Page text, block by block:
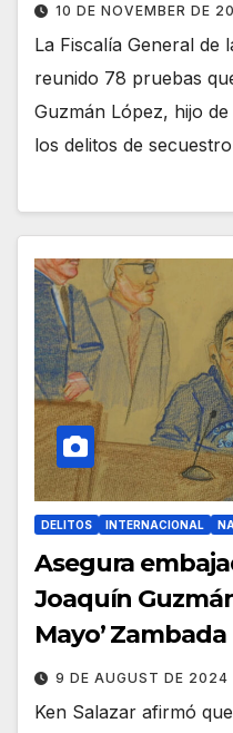
10 DE NOVEMBER DE
La Fiscalía General de
reunido 78 pruebas
Guzmán López, hijo
los delitos de
DELITOS INTERNACIONAL
Asegura
Joaquín
Mayo’ Zambada
9 DE AUGUST DE 2024
Ken Salazar afirmó